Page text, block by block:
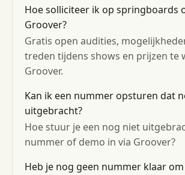
Hoe solliciteer ik op springboards
Groover?
Gratis open audities,
treden tijdens shows en prijzen te
Groover.
Kan ik een nummer opsturen dat
uitgebracht?
Hoe stuur je een nog niet
nummer of demo in via Groover?
Heb je nog geen nummer klaar